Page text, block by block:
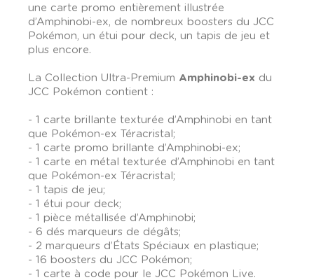
une carte promo entièrement illustrée
d’Amphinobi-ex, de nombreux boosters du JCC
Pokémon, un étui pour deck, un tapis de jeu et
plus encore.
La Collection Ultra-Premium Amphinobi-ex du
JCC Pokémon contient :
- 1 carte brillante texturée d’Amphinobi en tant
que Pokémon-ex Téracristal;
- 1 carte promo brillante d’Amphinobi-ex;
- 1 carte en métal texturée d’Amphinobi en tant
que Pokémon-ex Téracristal;
- 1 tapis de jeu;
- 1 étui pour deck;
- 1 pièce métallisée d’Amphinobi;
- 6 dés marqueurs de dégâts;
- 2 marqueurs d’États Spéciaux en plastique;
- 16 boosters du JCC Pokémon;
- 1 carte à code pour le JCC Pokémon Live.